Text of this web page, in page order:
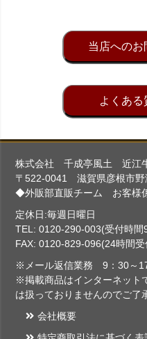
当店へのお
よくある
株式会社 千成亭風土 近江
〒522-0041 滋賀県彦根市野
◆外販部直販チーム お客様
定休日:毎週日曜日
TEL: 0120-290-003(受付時間
FAX: 0120-829-096(24時間受
※メール返信業務 9：30～
※掲載商品はインターネット
は扱っておりませんのでご了
会社概要